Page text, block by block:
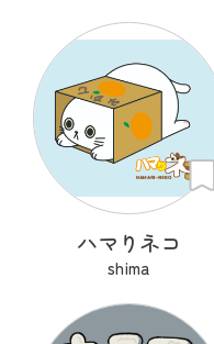
ハマりネコ
shima